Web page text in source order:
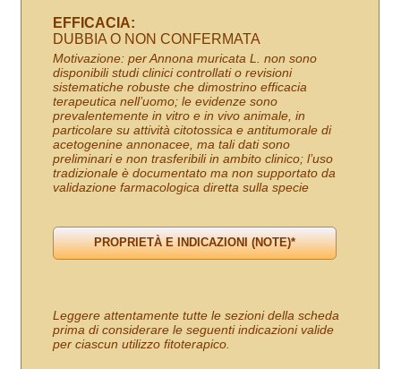
EFFICACIA:
DUBBIA O NON CONFERMATA
Motivazione: per Annona muricata L. non sono
disponibili studi clinici controllati o revisioni
sistematiche robuste che dimostrino efficacia
terapeutica nell’uomo; le evidenze sono
prevalentemente in vitro e in vivo animale, in
particolare su attività citotossica e antitumorale di
acetogenine annonacee, ma tali dati sono
preliminari e non trasferibili in ambito clinico; l’uso
tradizionale è documentato ma non supportato da
validazione farmacologica diretta sulla specie
Leggere attentamente tutte le sezioni della scheda
prima di considerare le seguenti indicazioni valide
per ciascun utilizzo fitoterapico.